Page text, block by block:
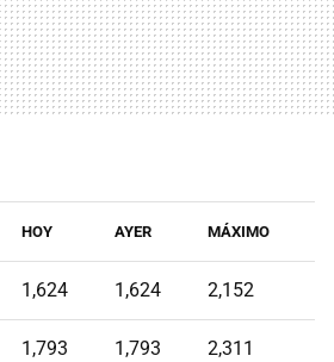
HOY AYER MÁXIMO
1,624 1,624 2,152
1,793 1,793 2,311